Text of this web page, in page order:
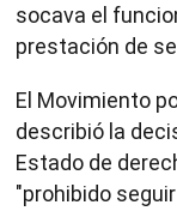
socava el
prestación de
El Movimiento
describió la
Estado de
"prohibido